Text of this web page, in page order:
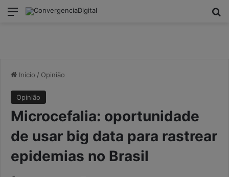
Menu
Início / Opinião
Opinião
Microcefalia: oportunidade
de usar big data para rastrear
epidemias no Brasil